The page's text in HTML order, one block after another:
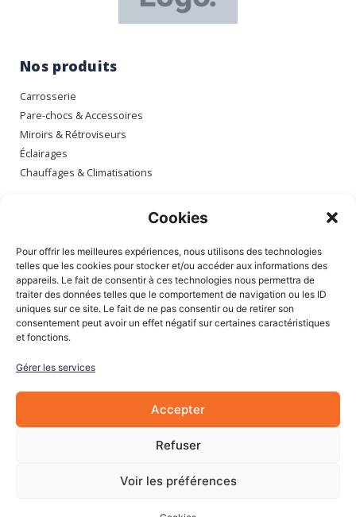
Cookies
Pour offrir les meilleures expériences, nous utilisons des technologies
telles que les cookies pour stocker et/ou accéder aux informations des
appareils. Le fait de consentir à ces technologies nous permettra de
traiter des données telles que le comportement de navigation ou les ID
uniques sur ce site. Le fait de ne pas consentir ou de retirer son
consentement peut avoir un effet négatif sur certaines caractéristiques
et fonctions.
Gérer les services
Accepter
Refuser
Voir les préférences
Nos produits
Carrosserie
Pare-chocs & Accessoires
Miroirs & Rétroviseurs
Éclairages
Chauffages & Climatisations
Mon compte
Mes commandes
Mes adresses
Mon panier
Informations
À Propos de nous
Blog
Mentions légales